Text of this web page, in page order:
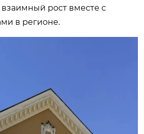
рост вместе с
в регионе.